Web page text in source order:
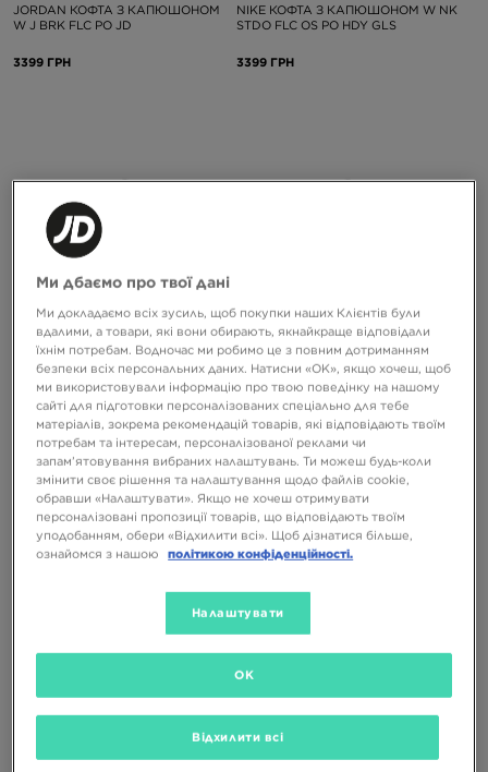
JORDAN КОФТА З КАПЮШОНОМ
W J BRK FLC PO JD
3399 ГРН
NIKE КОФТА З КАПЮШОНОМ W NK
STDO FLC OS PO HDY GLS
3399 ГРН
-10% З КОДОМ NOVY10
ADIDAS ШТАНИ CLASSIC TP
3199 ГРН
JORDAN КОФТА НА БЛИСКАВЦІ З
КАПЮШОНОМ W J BRK FLC CRP
3199 ГРН
-10% З КОДОМ NOVY10
3099 ГРН
-10% З КОДОМ NOVY10
3399 ГРН
Ми дбаємо про твої дані
Ми докладаємо всіх зусиль, щоб покупки наших Клієнтів були
вдалими, а товари, які вони обирають, якнайкраще відповідали
їхнім потребам. Водночас ми робимо це з повним дотриманням
безпеки всіх персональних даних. Натисни «OK», якщо хочеш, щоб
ми використовували інформацію про твою поведінку на нашому
сайті для підготовки персоналізованих спеціально для тебе
матеріалів, зокрема рекомендацій товарів, які відповідають твоїм
потребам та інтересам, персоналізованої реклами чи
запам’ятовування вибраних налаштувань. Ти можеш будь-коли
змінити своє рішення та налаштування щодо файлів cookie,
обравши «Налаштувати». Якщо не хочеш отримувати
персоналізовані пропозиції товарів, що відповідають твоїм
уподобанням, обери «Відхилити всі». Щоб дізнатися більше,
ознайомся з нашою
політикою конфіденційності.
Налаштувати
Відхилити всі
OK